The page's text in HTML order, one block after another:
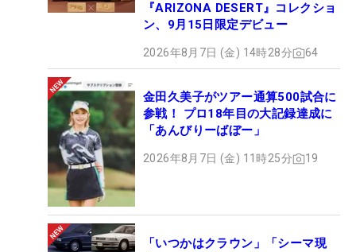
『ARIZONA DESERT』コレクショ
ン、9月15日限定デビュー
2026年8月7日 (金) 14時28分 64
金田久美子がツアー通算500試合に
参戦！ プロ18年目の大記録達成に
「あんびりーばぼー」
2026年8月7日 (金) 11時25分 19
「いつかはクラウン」「シーマ現